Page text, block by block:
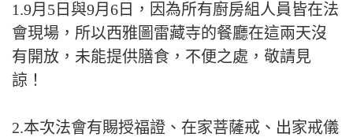
1.9月5日與9月6日，因為所有廚房組人員皆在法
會現場，所以西雅圖雷藏寺的餐廳在這兩天沒
有開放，未能提供膳食，不便之處，敬請見
諒！
2.本次法會有賜授福證、在家菩薩戒、出家戒儀